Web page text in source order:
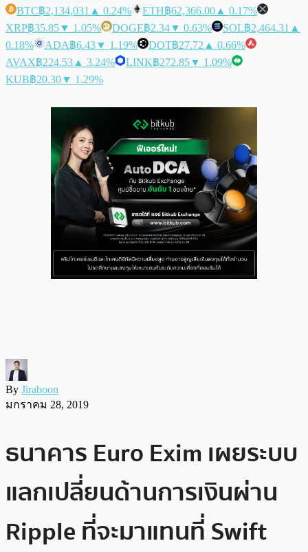
BTC฿2,134,031 ▲ 0.24% ETH฿62,366.00 ▲ 0.17%
XRP฿35.85▼ 1.05% DOGE฿2.34▼ 0.63% SOL฿2,464.31 ▲
0.18%
ADA฿6.43▼ 1.19% DOT฿27.72 ▲ 0.66%
AVAX฿224.53 ▲ 3.24% LINK฿272.85▼ 1.09%
KUB฿20.30▼ 1.29%
By Jiraboon
มกราคม 28, 2019
ธนาคาร Euro Exim เผยระบบ
แลกเปลี่ยนด้านการเงินผ่าน
Ripple ที่จะมาแทนที่ Swift